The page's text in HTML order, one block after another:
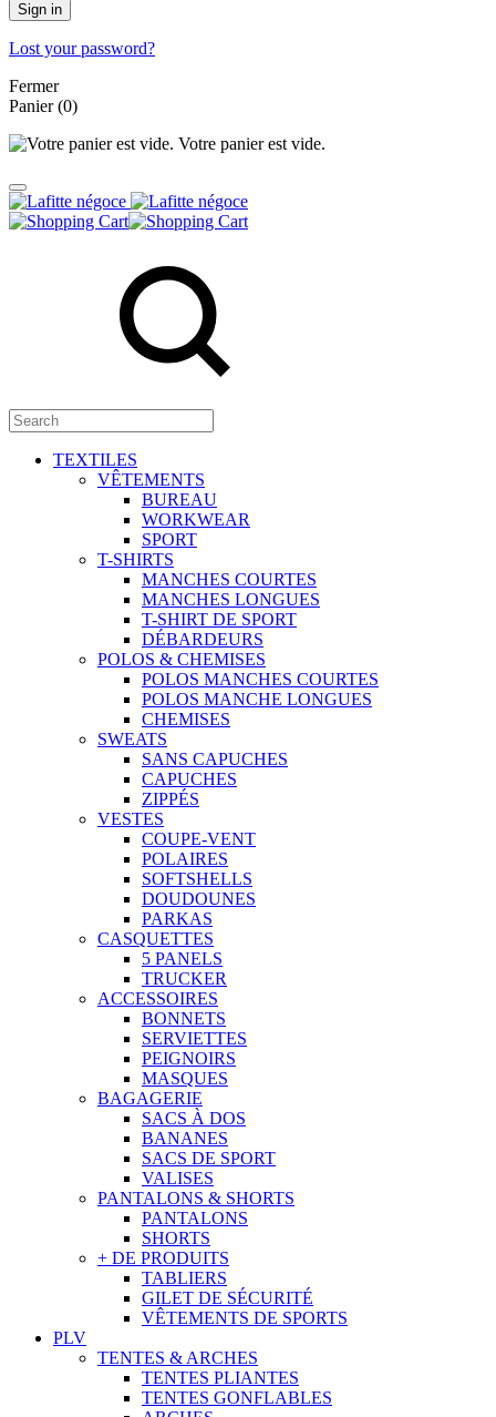
Sign in
Lost your password?
Fermer
Panier(0)
Votre panier est vide.
TEXTILES
VÊTEMENTS
BUREAU
WORKWEAR
SPORT
T-SHIRTS
MANCHES COURTES
MANCHES LONGUES
T-SHIRT DE SPORT
DÉBARDEURS
POLOS & CHEMISES
POLOS MANCHES COURTES
POLOS MANCHE LONGUES
CHEMISES
SWEATS
SANS CAPUCHES
CAPUCHES
ZIPPÉS
VESTES
COUPE-VENT
POLAIRES
SOFTSHELLS
DOUDOUNES
PARKAS
CASQUETTES
5 PANELS
TRUCKER
ACCESSOIRES
BONNETS
SERVIETTES
PEIGNOIRS
MASQUES
BAGAGERIE
SACS À DOS
BANANES
SACS DE SPORT
VALISES
PANTALONS & SHORTS
PANTALONS
SHORTS
+ DE PRODUITS
TABLIERS
GILET DE SÉCURITÉ
VÊTEMENTS DE SPORTS
PLV
TENTES & ARCHES
TENTES PLIANTES
TENTES GONFLABLES